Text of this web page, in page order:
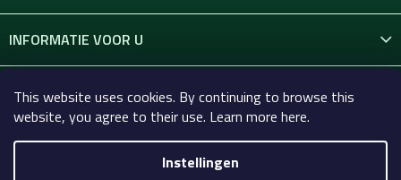
This website uses cookies. By continuing to browse this
website, you agree to their use. Learn more here.
Instellingen
INFORMATIE VOOR U
CONTACT